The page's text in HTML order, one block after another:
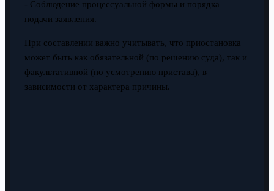
- Соблюдение процессуальной формы и порядка
подачи заявления.
При составлении важно учитывать, что приостановка
может быть как обязательной (по решению суда), так и
факультативной (по усмотрению пристава), в
зависимости от характера причины.